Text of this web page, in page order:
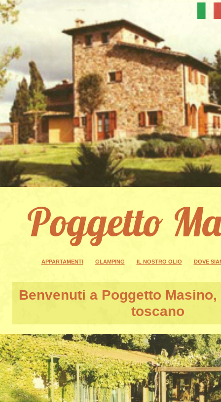
Poggetto
APPARTAMENTI GLAMPING IL NOSTRO OLIO DOVE
Benvenuti a Poggetto Masino
toscano